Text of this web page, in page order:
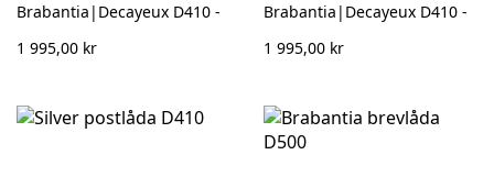
Brabantia|Decayeux D410 -
1 995,00 kr
Brabantia|Decayeux D410 -
1 995,00 kr